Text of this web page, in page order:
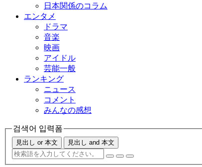
日本関係のコラム
エンタメ
ドラマ
音楽
映画
アイドル
芸能一般
ランキング
ニュース
コメント
みんなの感想
검색어 입력폼
見出し or 本文 見出し and 本文